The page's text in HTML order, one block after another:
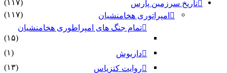
تاریخ سرزمین پارس
(۱۱۷)
امپراتوری هخامنشیان
(۱۱۷)
تمام جنگ های امپراطوری هخامنشیان
(۱۵)
داریوش
(۱)
روایت کتزیاس
(۱۳)